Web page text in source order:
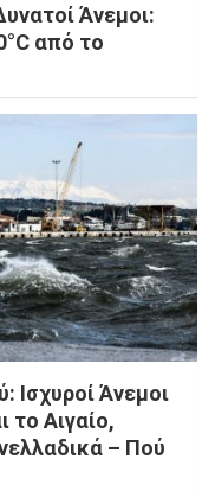
Άνεμοι:
από το
Ισχυροί Άνεμοι
το Αιγαίο,
– Πού